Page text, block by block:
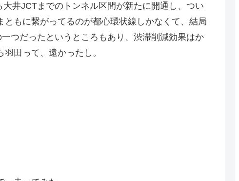
井JCTまでのトンネル区間が新たに開通し、つい
もに繋がってるのが都心環状線しかなくて、結局
つだったというところもあり、渋滞削減効果はか
田って、遠かったし。